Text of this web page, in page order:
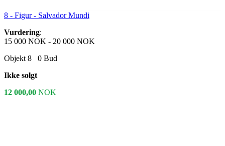
8 - Figur - Salvador Mundi
Vurdering:
15 000 NOK - 20 000 NOK
Objekt 8
0 Bud
Ikke solgt
12 000,00 NOK